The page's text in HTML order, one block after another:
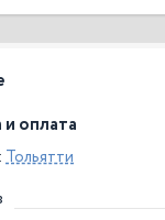
оплата
Тольятти